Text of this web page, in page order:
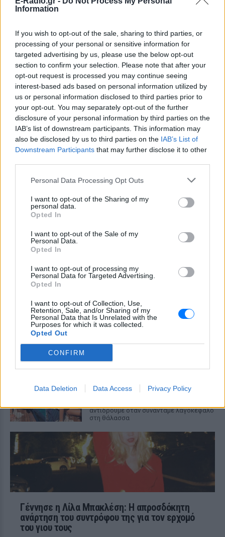
Information
If you wish to opt-out of the sale, sharing to third parties, or
processing of your personal or sensitive information for
targeted advertising by us, please use the below opt-out
section to confirm your selection. Please note that after your
opt-out request is processed you may continue seeing
interest-based ads based on personal information utilized by
us or personal information disclosed to third parties prior to
your opt-out. You may separately opt-out of the further
disclosure of your personal information by third parties on the
IAB’s list of downstream participants. This information may
also be disclosed by us to third parties on the IAB’s List of
Downstream Participants that may further disclose it to other
Personal Data Processing Opt Outs
I want to opt-out of the Sharing of my
personal data.
Opted In
I want to opt-out of the Sale of my
Personal Data.
Opted In
I want to opt-out of processing my
Personal Data for Targeted Advertising.
Opted In
I want to opt-out of Collection, Use,
Retention, Sale, and/or Sharing of my
Personal Data that Is Unrelated with the
Purposes for which it was collected.
Opted Out
CONFIRM
Data Deletion Data Access Privacy Policy
ΔΕΙΤΕ ΕΠΙΣΗΣ
ΣΤΗΝ ΙΔΙΑ ΚΑΤΗΓΟΡΙΑ
Ο Μπρούκλιν Μπέκαμ έβρασε
μακαρόνια με θαλασσινό νερό
τρολάρισμα online
Πολλοί εξέφρασαν απορία για την
αυτό;»
ανάρτηση της Φίνος Φιλμ για
το «γοητευτικό λεβεντόπαιδο
ΣΉΜΕΡΑ
Τον θυμόμαστε ως σπουδαίο ηθοποιό και
καλλιτέχνη που αποτέλεσε, μαζί με την
αναφέρεται χαρακτηριστικά
Μαρίνα Βερνίκου: Πόζαρε με
ΣΉΜΕΡΑ
αντιδρούμε όταν συναντάμε λαγοκέφαλο
στη θάλασσα
Γέννησε η Λίλα Μπακλέση: Η απροσδόκητη
ανάρτηση του συντρόφου της για τον ερχομό
του γιου τους